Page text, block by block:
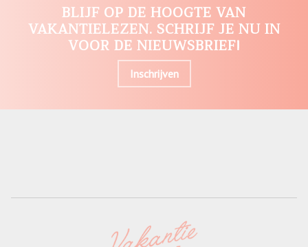
BLIJF OP DE HOOGTE VAN
VAKANTIELEZEN. SCHRIJF JE NU IN
VOOR DE NIEUWSBRIEF!
Inschrijven